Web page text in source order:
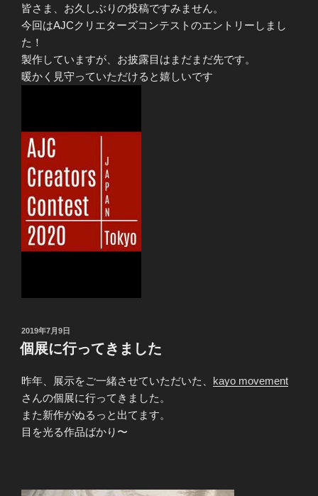
皆さま、お久しぶりの投稿ですみません。
今回はAJCクリエターズコンテストのエントリーしまし
た！
製作していますが、お披露目はまだまだ先です。
暖かく見守っていただけると嬉しいです
投
稿
日:
2019年7月9日
個展に行ってきました
昨年、展示をご一緒させていただいた、 kayo movement
さんの個展に行ってきました。
また新作がぬるっと出てます。
目を光る作品ばかり〜